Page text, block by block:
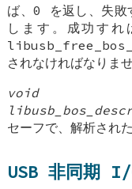
ば、0 を返し、失敗
します。成功すれ
されなければなりませ
void
セーフで、解析され
USB 非同期 I/